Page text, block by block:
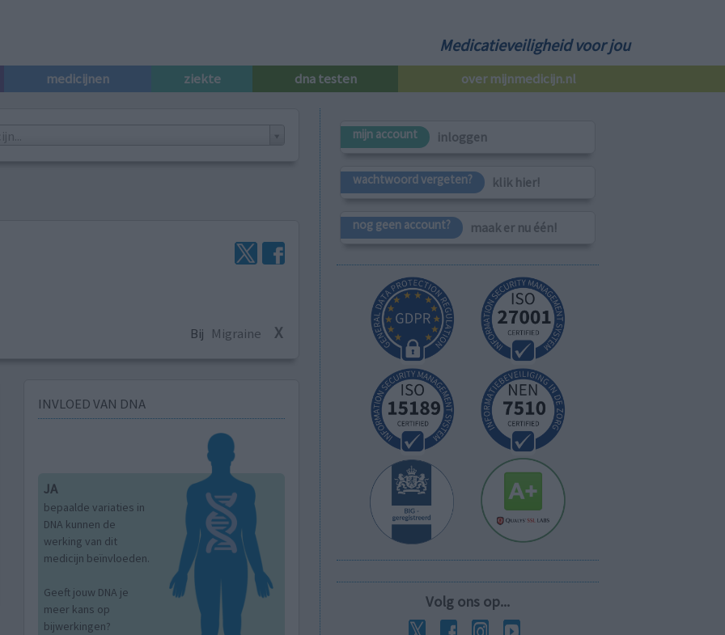
Medicatieveiligheid voor jou
medicijnen ziekte dna testen over mijnmedicijn.nl
Bij Migraine X
INVLOED VAN DNA
JA
bepaalde variaties in
DNA kunnen de
werking van dit
medicijn beïnvloeden.
Geeft jouw DNA je
meer kans op
bijwerkingen?
mijn account inloggen
wachtwoord vergeten? klik hier!
nog geen account? maak er nu één!
Volg ons op...